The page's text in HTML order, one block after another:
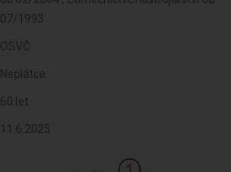
07/1993
OSVČ
Neplátce
60 let
11.6.2025